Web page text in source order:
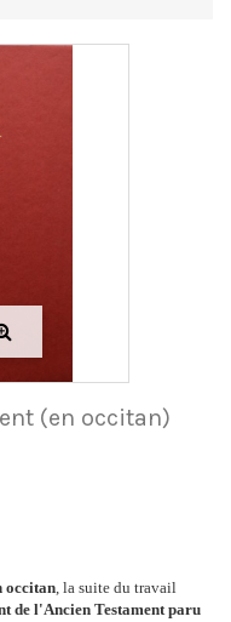
(en occitan)
occitan, la suite du travail
de l'Ancien Testament paru